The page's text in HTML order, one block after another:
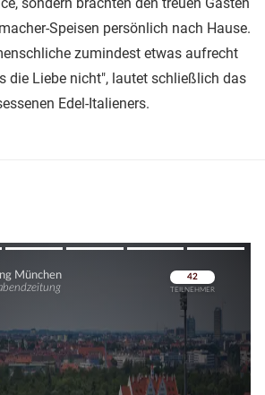
Speisen persönlich nach Hause.
zumindest etwas aufrecht
die Liebe nicht", lautet schließlich das
Edel-Italieners.
Überspringen